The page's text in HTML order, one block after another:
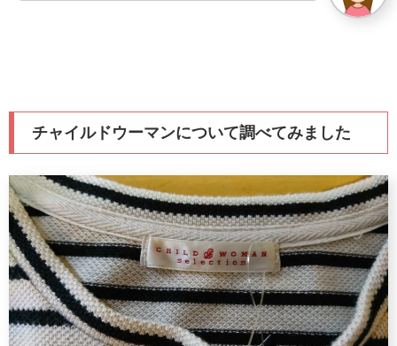
チャイルドウーマンについて調べてみました